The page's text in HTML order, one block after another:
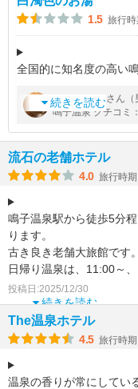
1.5 旅行
全国的に知名度の高い
た。
一人旅で宿泊しました
晩飯も朝食もバイキ
続きを読む
byダッチ君 さん（
鳴子温泉 クチコミ
流石の老舗ホテル
4.0 旅行時
鳴子温泉駅から徒歩5分
ります。
古き良き老舗大旅館です。
日帰り温泉は、11:00～
ロビーで待たせて頂けま
日によって色の変わる泉
続きを読む
投稿日:2025/12/30
The温泉ホテル
4.5 旅行時
温泉の香りが常にしてい